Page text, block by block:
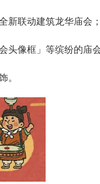
新联动建筑龙华庙会；
头像框」等缤纷的庙